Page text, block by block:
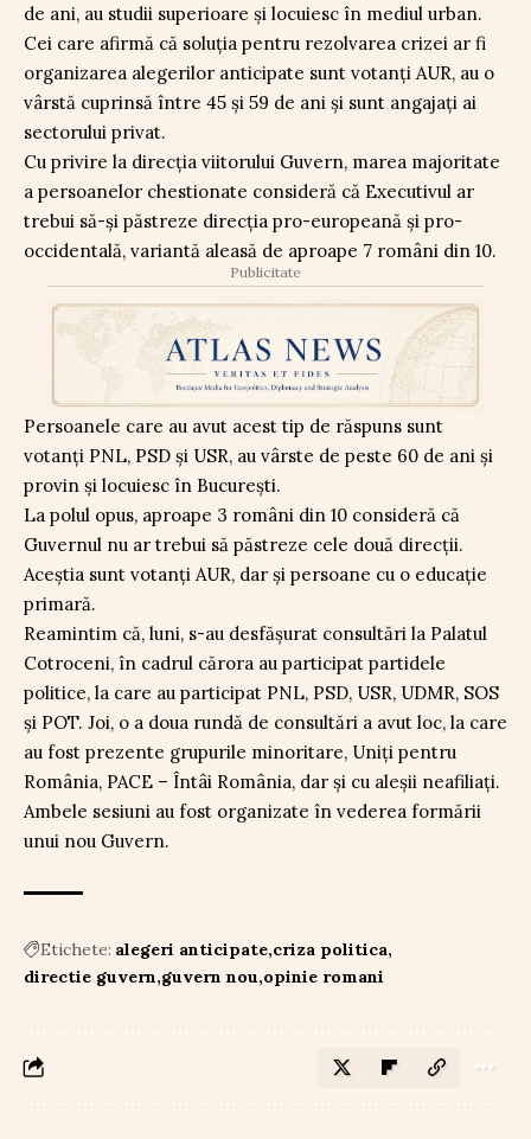
de ani, au studii superioare și locuiesc în mediul urban.
Cei care afirmă că soluția pentru rezolvarea crizei ar fi
organizarea alegerilor anticipate sunt votanți AUR, au o
vârstă cuprinsă între 45 și 59 de ani și sunt angajați ai
sectorului privat.
Cu privire la direcția viitorului Guvern, marea majoritate
a persoanelor chestionate consideră că Executivul ar
trebui să-și păstreze direcția pro-europeană și pro-
occidentală, variantă aleasă de aproape 7 români din 10.
Publicitate
Persoanele care au avut acest tip de răspuns sunt
votanți PNL, PSD și USR, au vârste de peste 60 de ani și
provin și locuiesc în București.
La polul opus, aproape 3 români din 10 consideră că
Guvernul nu ar trebui să păstreze cele două direcții.
Aceștia sunt votanți AUR, dar și persoane cu o educație
primară.
Reamintim că, luni, s-au desfășurat consultări la Palatul
Cotroceni, în cadrul cărora au participat partidele
politice, la care au participat PNL, PSD, USR, UDMR, SOS
și POT. Joi, o a doua rundă de consultări a avut loc, la care
au fost prezente grupurile minoritare, Uniți pentru
România, PACE – Întâi România, dar și cu aleșii neafiliați.
Ambele sesiuni au fost organizate în vederea formării
unui nou Guvern.
Etichete: alegeri anticipate criza politica
directie guvern guvern nou opinie romani